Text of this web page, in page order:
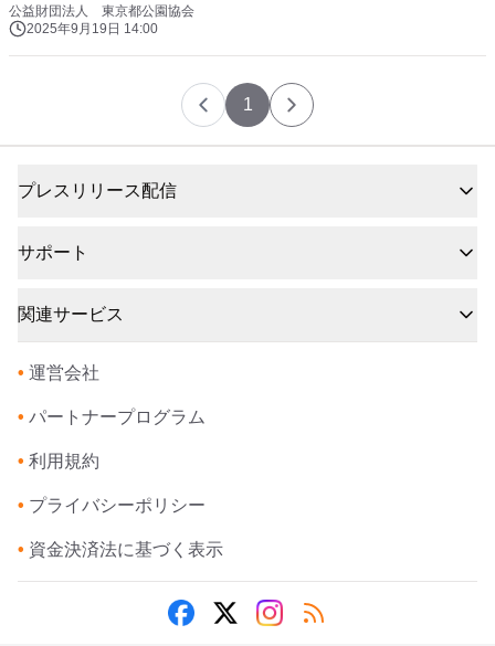
公益財団法人 東京都公園協会
2025年9月19日 14:00
1
プレスリリース配信
サポート
関連サービス
• 運営会社
• パートナープログラム
• 利用規約
• プライバシーポリシー
• 資金決済法に基づく表示